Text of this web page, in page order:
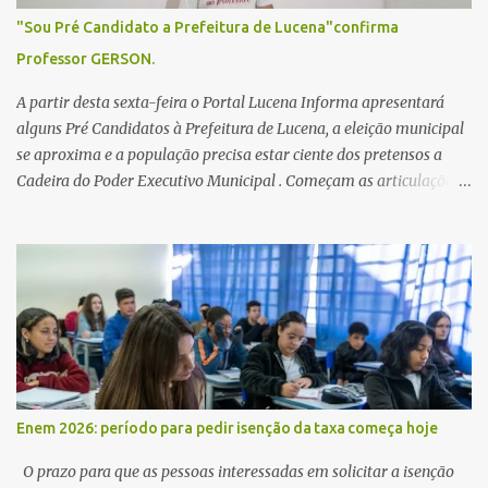
"Sou Pré Candidato a Prefeitura de Lucena"confirma
Professor GERSON.
A partir desta sexta-feira o Portal Lucena Informa apresentará
alguns Pré Candidatos à Prefeitura de Lucena, a eleição municipal
se aproxima e a população precisa estar ciente dos pretensos a
Cadeira do Poder Executivo Municipal . Começam as articulações e
Bandeira Valcinete Araújo e Professor Gerson Andrade há
possibilidade de mais nomes aparecer , ficaremos no aguardo para
trazer mais informações. A primeira entrevista foi com o
inimaginável Gerson Andrade ,Professor da Rede Municipal
(efetivo), supervisor, Formado em Pedagogia e Biomedicina pela
UFPB. Leciona no Otto Illi, Gilberto Inácio, Ellinora Dornellas
,Escola Américo Falcão. Gerson nos contou que a idéia de disputar
a prefeitura veio de um sonho há 5 anos atrás, e também por
acreditar que o trabalho dos seus companheiros principalmente
Enem 2026: período para pedir isenção da taxa começa hoje
O prazo para que as pessoas interessadas em solicitar a isenção